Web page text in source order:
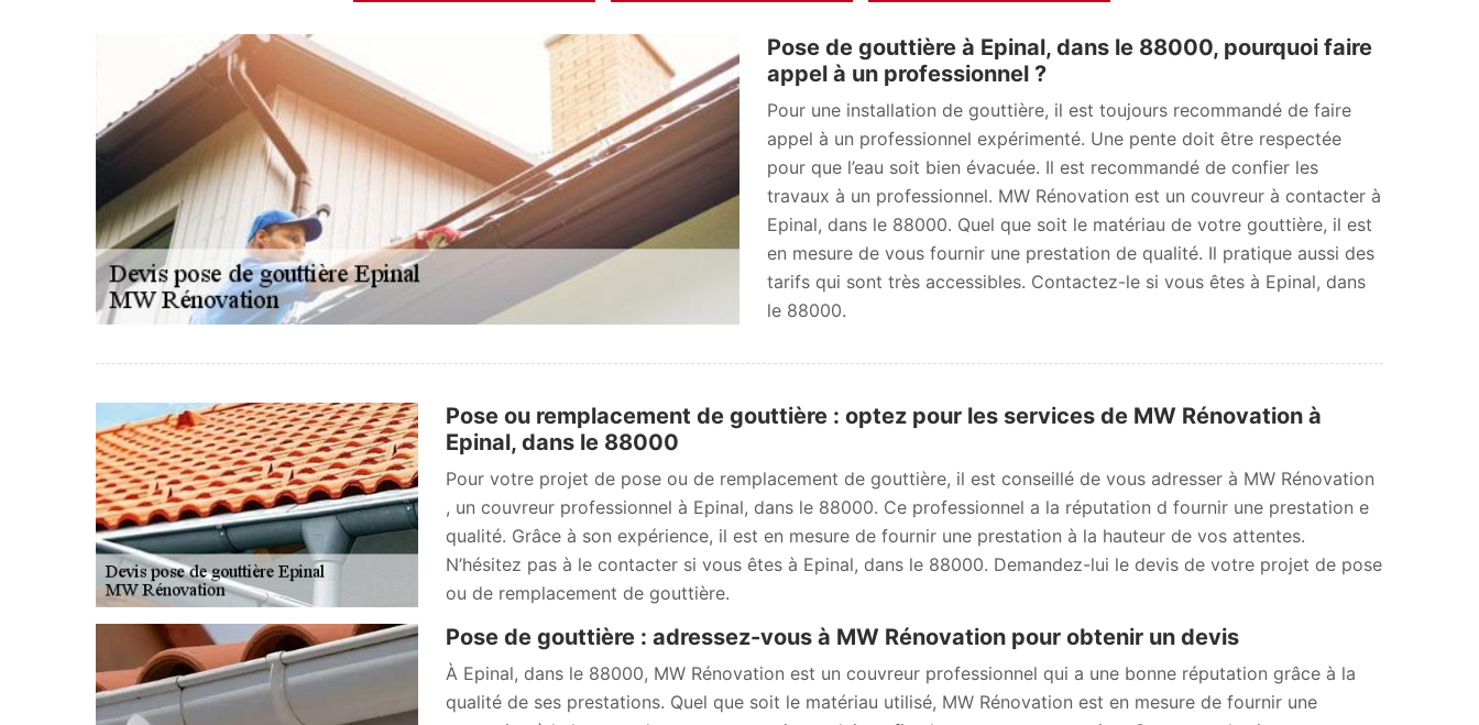
Pose de gouttière à Epinal, dans le 88000, pourquoi faire
appel à un professionnel ?
Pour une installation de gouttière, il est toujours recommandé de faire
appel à un professionnel expérimenté. Une pente doit être respectée
pour que l’eau soit bien évacuée. Il est recommandé de confier les
travaux à un professionnel. MW Rénovation est un couvreur à contacter à
Epinal, dans le 88000. Quel que soit le matériau de votre gouttière, il est
en mesure de vous fournir une prestation de qualité. Il pratique aussi des
tarifs qui sont très accessibles. Contactez-le si vous êtes à Epinal, dans
le 88000.
Pose ou remplacement de gouttière : optez pour les services de MW Rénovation à
Epinal, dans le 88000
Pour votre projet de pose ou de remplacement de gouttière, il est conseillé de vous adresser à MW Rénovation
, un couvreur professionnel à Epinal, dans le 88000. Ce professionnel a la réputation d fournir une prestation e
qualité. Grâce à son expérience, il est en mesure de fournir une prestation à la hauteur de vos attentes.
N’hésitez pas à le contacter si vous êtes à Epinal, dans le 88000. Demandez-lui le devis de votre projet de pose
ou de remplacement de gouttière.
Pose de gouttière : adressez-vous à MW Rénovation pour obtenir un devis
À Epinal, dans le 88000, MW Rénovation est un couvreur professionnel qui a une bonne réputation grâce à la
qualité de ses prestations. Quel que soit le matériau utilisé, MW Rénovation est en mesure de fournir une